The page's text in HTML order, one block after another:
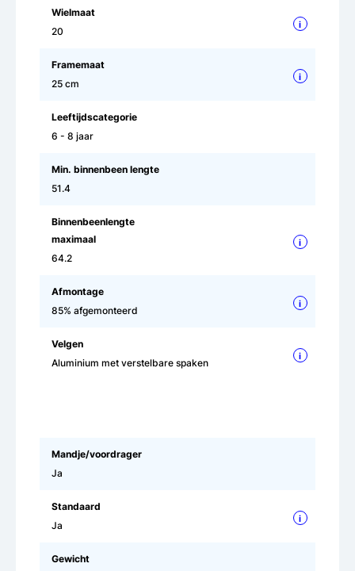
Wielmaat
20
i
Framemaat
25 cm
i
Leeftijdscategorie
6 - 8 jaar
Min. binnenbeen lengte
51.4
Binnenbeenlengte
maximaal
64.2
i
Afmontage
85% afgemonteerd
i
Velgen
Aluminium met verstelbare spaken
i
Mandje/voordrager
Ja
Standaard
Ja
i
Gewicht